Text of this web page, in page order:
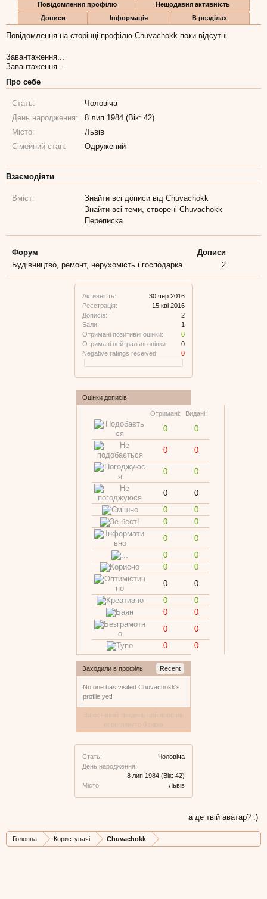
Активність:
30 чер 2016
Реєстрація:
15 кві 2016
Дописів:
2
Бали:
1
Отримані позитивні оцінки:
0
Отримані нейтральні оцінки:
0
Negative ratings received:
0
Оцінки дописів
Отримані: Видані:
0 0
0 0
0 0
0
0
0
0
0
0
0
0
0
0
0
0
0
0
0
0
0
0
0
0
0
0
Заходили в профіль Recent
No one has visited Chuvachokk's
profile yet!
Стать:
Чоловіча
День народження:
8 лип 1984 (Вік: 42)
Місто:
Львів
Повідомлення профілю
Нещодавня активність
Дописи
Інформація В розділах
Повідомлення на сторінці профілю Chuvachokk поки відсутні.
Завантаження...
Завантаження...
Про себе
Стать:
Чоловіча
День народження:
8 лип 1984 (Вік: 42)
Місто:
Львів
Сімейний стан:
Одружений
Взаємодіяти
Вміст:
Знайти всі дописи від Chuvachokk
Знайти всі теми, створені Chuvachokk
Переписка
Форум
Дописи
Будівництво, ремонт, нерухомість і господарка
2
а де твій аватар? :)
Головна Користувачі Chuvachokk